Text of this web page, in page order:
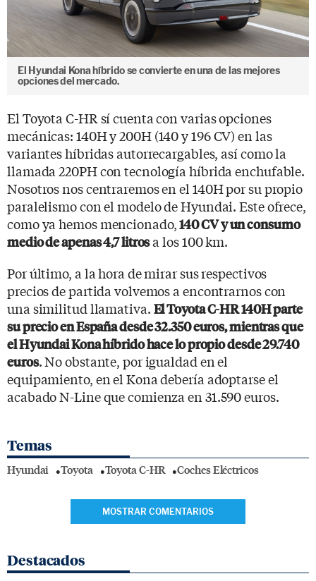
El Hyundai Kona híbrido se convierte en una de las mejores
opciones del mercado.
El Toyota C-HR sí cuenta con varias opciones
mecánicas: 140H y 200H (140 y 196 CV) en las
variantes híbridas autorrecargables, así como la
llamada 220PH con tecnología híbrida enchufable.
Nosotros nos centraremos en el 140H por su propio
paralelismo con el modelo de Hyundai. Este ofrece,
como ya hemos mencionado,140 CV y un consumo
medio de apenas 4,7 litrosa los 100 km.
Por último, a la hora de mirar sus respectivos
precios de partida volvemos a encontrarnos con
una similitud llamativa. El Toyota C-HR 140H parte
su precio en España desde 32.350 euros, mientras que
el Hyundai Kona híbrido hace lo propio desde 29.740
euros. No obstante, por igualdad en el
equipamiento, en el Kona debería adoptarse el
acabado N-Line que comienza en 31.590 euros.
Temas
Hyundai Toyota Toyota C-HR Coches Eléctricos
MOSTRAR COMENTARIOS
Destacados